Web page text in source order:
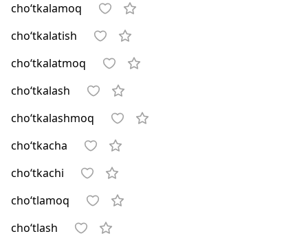
cho‘tkalamoq
cho‘tkalatish
cho‘tkalatmoq
cho‘tkalash
cho‘tkalashmoq
cho‘tkacha
cho‘tkachi
cho‘tlamoq
cho‘tlash